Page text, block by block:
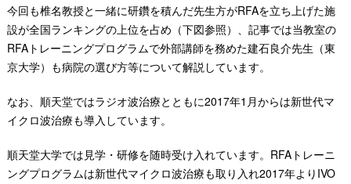
今回も椎名教授と一緒に研鑽を積んだ先生方がRFAを立ち上げた施
設が全国ランキングの上位を占め（下図参照）、記事では当教室の
RFAトレーニングプログラムで外部講師を務めた建石良介先生（東
京大学）も病院の選び方等について解説しています。
なお、順天堂ではラジオ波治療とともに2017年1月からは新世代マ
イクロ波治療も導入しています。
順天堂大学では見学・研修を随時受け入れています。RFAトレーニ
ングプログラムは新世代マイクロ波治療も取り入れ2017年よりIVO